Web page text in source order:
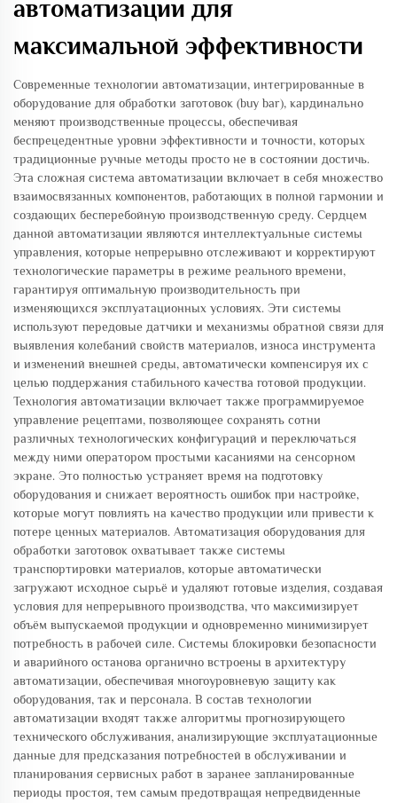
автоматизации для
максимальной эффективности
Современные технологии автоматизации, интегрированные в
оборудование для обработки заготовок (buy bar), кардинально
меняют производственные процессы, обеспечивая
беспрецедентные уровни эффективности и точности, которых
традиционные ручные методы просто не в состоянии достичь.
Эта сложная система автоматизации включает в себя множество
взаимосвязанных компонентов, работающих в полной гармонии и
создающих бесперебойную производственную среду. Сердцем
данной автоматизации являются интеллектуальные системы
управления, которые непрерывно отслеживают и корректируют
технологические параметры в режиме реального времени,
гарантируя оптимальную производительность при
изменяющихся эксплуатационных условиях. Эти системы
используют передовые датчики и механизмы обратной связи для
выявления колебаний свойств материалов, износа инструмента
и изменений внешней среды, автоматически компенсируя их с
целью поддержания стабильного качества готовой продукции.
Технология автоматизации включает также программируемое
управление рецептами, позволяющее сохранять сотни
различных технологических конфигураций и переключаться
между ними оператором простыми касаниями на сенсорном
экране. Это полностью устраняет время на подготовку
оборудования и снижает вероятность ошибок при настройке,
которые могут повлиять на качество продукции или привести к
потере ценных материалов. Автоматизация оборудования для
обработки заготовок охватывает также системы
транспортировки материалов, которые автоматически
загружают исходное сырьё и удаляют готовые изделия, создавая
условия для непрерывного производства, что максимизирует
объём выпускаемой продукции и одновременно минимизирует
потребность в рабочей силе. Системы блокировки безопасности
и аварийного останова органично встроены в архитектуру
автоматизации, обеспечивая многоуровневую защиту как
оборудования, так и персонала. В состав технологии
автоматизации входят также алгоритмы прогнозирующего
технического обслуживания, анализирующие эксплуатационные
данные для предсказания потребностей в обслуживании и
планирования сервисных работ в заранее запланированные
периоды простоя, тем самым предотвращая непредвиденные